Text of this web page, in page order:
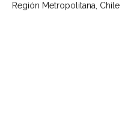
Región Metropolitana, Chile